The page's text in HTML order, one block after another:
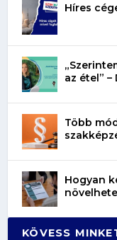
Híres
az étel”
Több
Hogyan
KÖVESS